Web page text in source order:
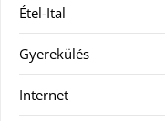
Étel-Ital
Gyerekülés
Internet